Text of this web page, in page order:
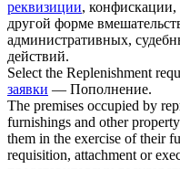
реквизиции,
другой форме
административных,
действий.
Select the Replenishment
заявки — Пополнение.
The premises occupied by
furnishings and other
them in the exercise of their
requisition, attachment or